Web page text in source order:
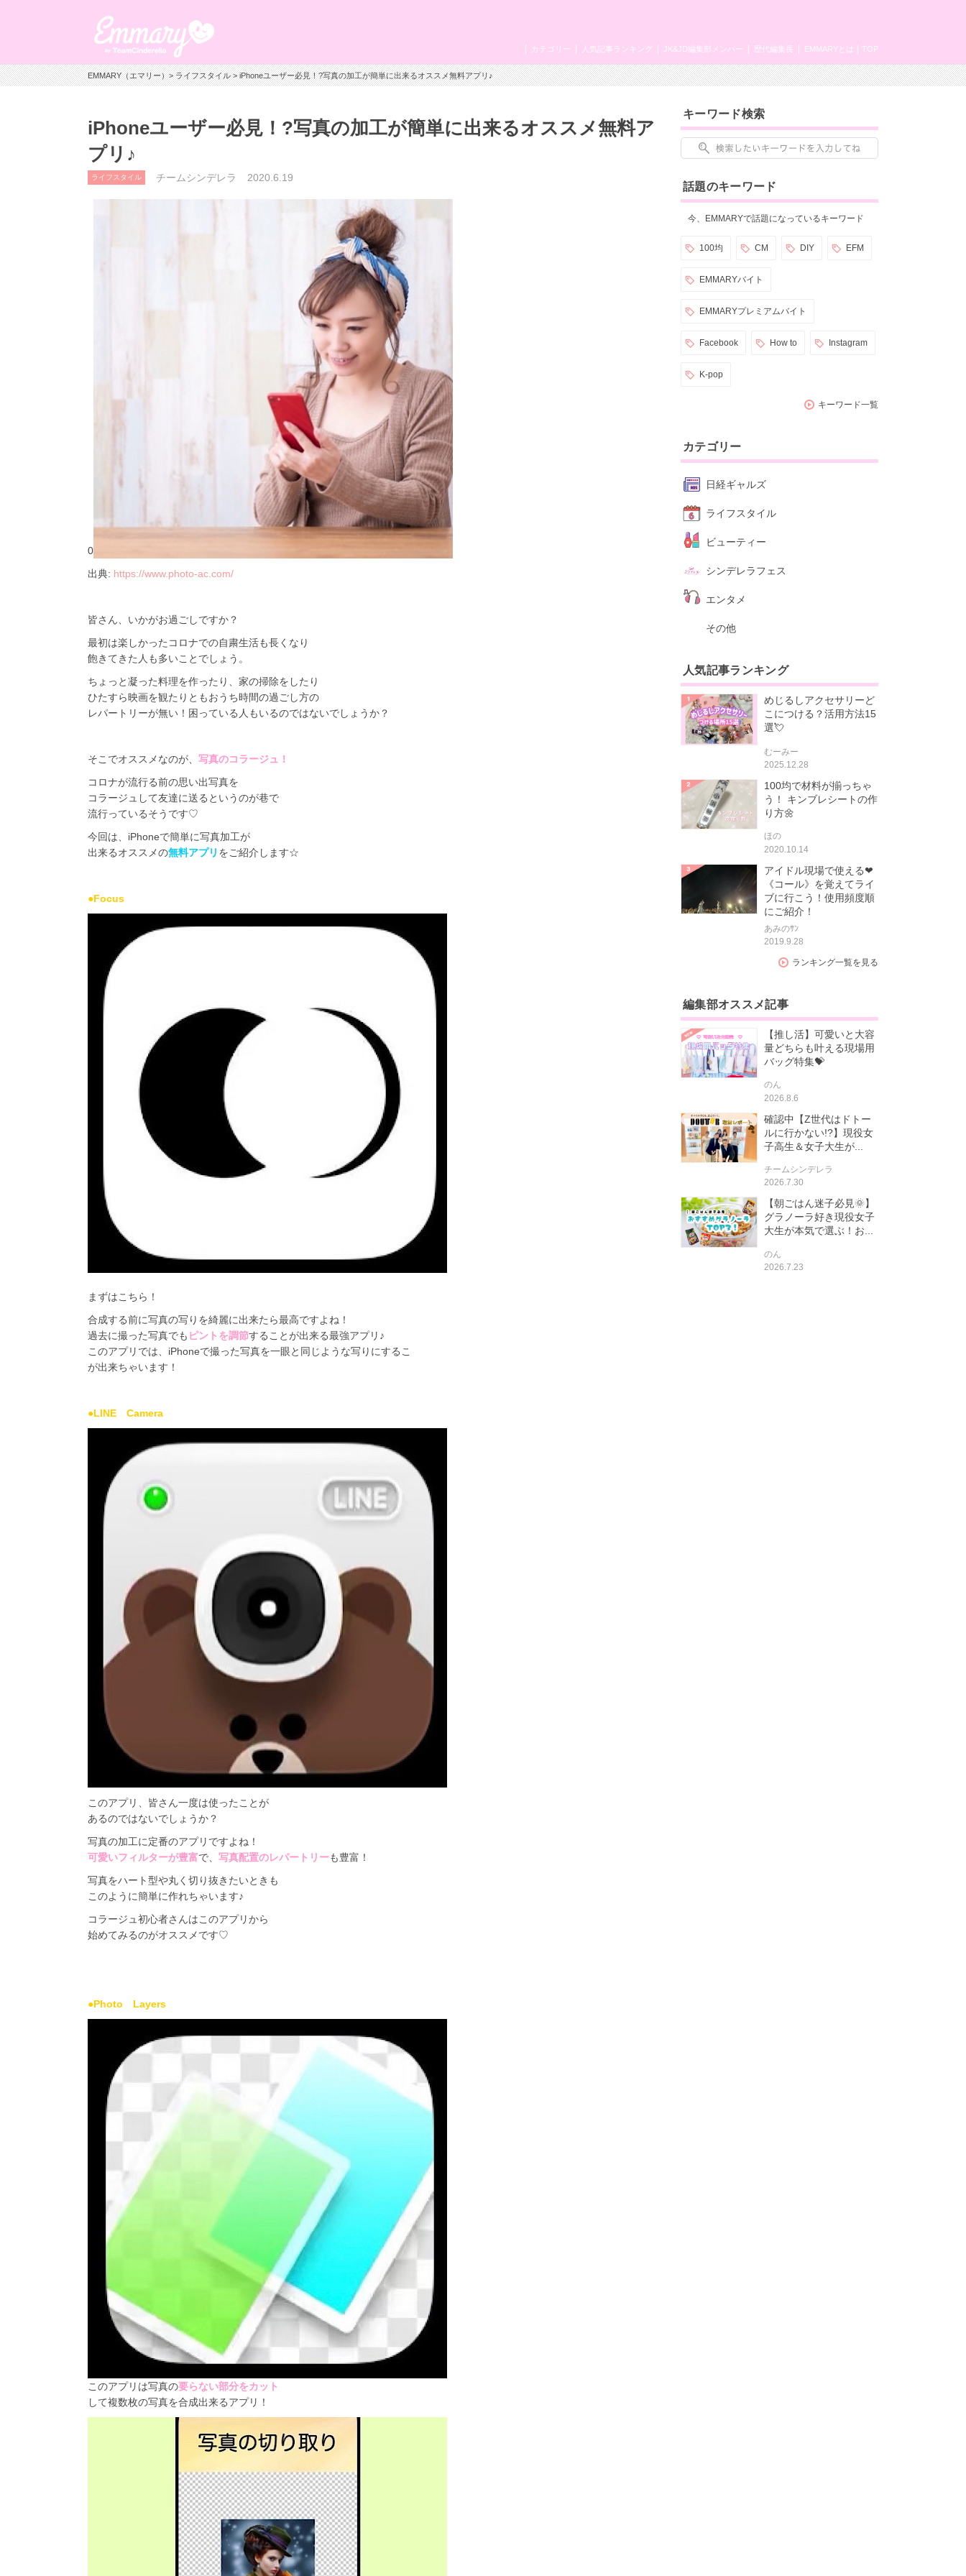
TOP
EMMARYとは
歴代編集長
JK&JD編集部メンバー
人気記事ランキング
カテゴリー
EMMARY（エマリー）>ライフスタイル> iPhoneユーザー必見！?写真の加工が簡単に出来るオススメ無料アプリ♪
iPhoneユーザー必見！?写真の加工が簡単に出来るオススメ無料ア
プリ♪
ライフスタイル チームシンデレラ 2020.6.19
0
出典: https://www.photo-ac.com/
皆さん、いかがお過ごしですか？
最初は楽しかったコロナでの自粛生活も長くなり
飽きてきた人も多いことでしょう。
ちょっと凝った料理を作ったり、家の掃除をしたり
ひたすら映画を観たりともおうち時間の過ごし方の
レパートリーが無い！困っている人もいるのではないでしょうか？
そこでオススメなのが、 写真のコラージュ！
コロナが流行る前の思い出写真を
コラージュ して友達に送るというのが巷で
流行っているそうです♡
今回は、iPhoneで簡単に写真加工が
出来るオススメの無料アプリ をご紹介します☆
●Focus
まずはこちら！
合成する前に写真の写りを綺麗に出来たら最高ですよね！
過去に撮った写真でも ピントを調節することが出来る最強アプリ♪
このアプリでは、iPhoneで撮った写真を一眼と同じような写りにするこ
が出来ちゃいます！
●LINE Camera
このアプリ
皆さん一度は使ったことが
あるのではないでしょうか？
写真の加工に定番のアプリですよね！
可愛いフィルターが豊富で、 写真配置のレパートリーも豊富！
写真をハート型や丸く 切り抜き たいときも
このように簡単に作れちゃいます♪
コラージュ初心者さんはこのアプリから
始めてみるのがオススメです♡
●Photo Layers
このアプリは写真の要らない部分をカット
して複数枚の写真を合成出来るアプリ！
キーワード検索
話題のキーワード
今、EMMARYで話題になっているキーワード
100均 CM DIY EFM
EMMARYバイト
EMMARYプレミアムバイト
Facebook How to Instagram
K-pop
キーワード一覧
カテゴリー
日経ギャルズ
ライフスタイル
ビューティー
シンデレラフェス
エンタメ
その他
人気記事ランキング
めじるしアクセサリーど
こにつける？活用方法15
選💘
むーみー
2025.12.28
100均で材料が揃っちゃ
う！ キンブレシートの作
り方🌼
ほの
2020.10.14
アイドル現場で使える❤
《コール》を覚えてライ
ブに行こう！使用頻度順
にご紹介！
あみのｻﾝ
2019.9.28
ランキング一覧を見る
編集部オススメ記事
【推し活】可愛いと大容
量どちらも叶える現場用
バッグ特集💝
のん
2026.8.6
確認中【Z世代はドトー
ルに行かない!?】現役女
子高生＆女子大生が...
チームシンデレラ
2026.7.30
【朝ごはん迷子必見🌞】
グラノーラ好き現役女子
大生が本気で選ぶ！お...
のん
2026.7.23